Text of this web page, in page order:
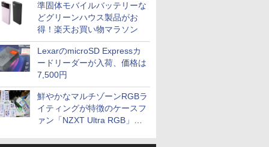
準固体モバイルバッテリーな
どグリーンハウス製品がお
得！楽天お買い物マラソン
LexarのmicroSD Expressカ
ードリーダーが入荷、価格は
7,500円
鮮やかなマルチゾーンRGBラ
イティングが特徴のケースフ
ァン「NZXT Ultra RGB」が